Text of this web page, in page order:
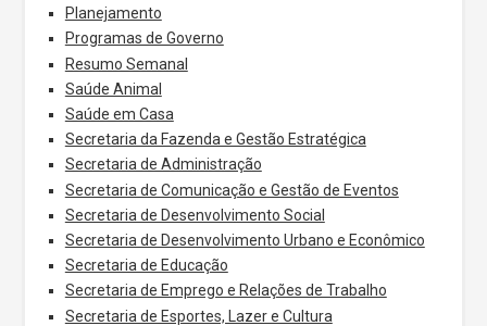
Planejamento
Programas de Governo
Resumo Semanal
Saúde Animal
Saúde em Casa
Secretaria da Fazenda e Gestão Estratégica
Secretaria de Administração
Secretaria de Comunicação e Gestão de Eventos
Secretaria de Desenvolvimento Social
Secretaria de Desenvolvimento Urbano e Econômico
Secretaria de Educação
Secretaria de Emprego e Relações de Trabalho
Secretaria de Esportes, Lazer e Cultura